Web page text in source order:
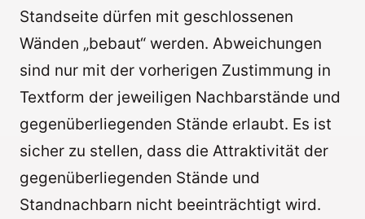
Standseite dürfen mit geschlossenen
Wänden „bebaut“ werden. Abweichungen
sind nur mit der vorherigen Zustimmung in
Textform der jeweiligen Nachbarstände und
gegenüberliegenden Stände erlaubt. Es ist
sicher zu stellen, dass die Attraktivität der
gegenüberliegenden Stände und
Standnachbarn nicht beeinträchtigt wird.